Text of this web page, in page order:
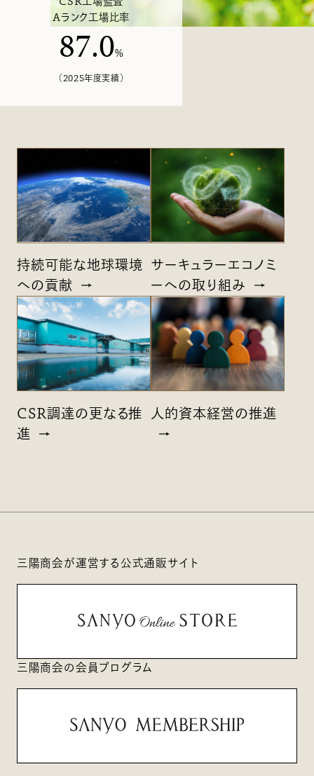
Aランク工場比率
87.0%
（2025年度実績）
持続可能な地球環境
への貢献
サーキュラーエコノミ
ーへの取り組み
CSR調達の更なる推
進
人的資本経営の推進
三陽商会が運営する公式通販サイト
三陽商会の会員プログラム